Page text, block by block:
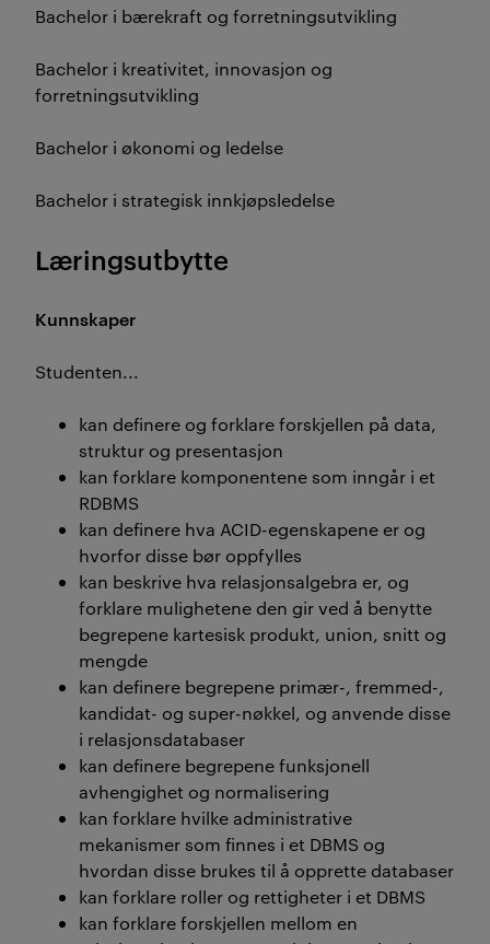
Bachelor i bærekraft og forretningsutvikling
Bachelor i kreativitet, innovasjon og
forretningsutvikling
Bachelor i økonomi og ledelse
Bachelor i strategisk innkjøpsledelse
Læringsutbytte
Kunnskaper
Studenten...
kan definere og forklare forskjellen på data,
struktur og presentasjon
kan forklare komponentene som inngår i et
RDBMS
kan definere hva ACID-egenskapene er og
hvorfor disse bør oppfylles
kan beskrive hva relasjonsalgebra er, og
forklare mulighetene den gir ved å benytte
begrepene kartesisk produkt, union, snitt og
mengde
kan definere begrepene primær-, fremmed-,
kandidat- og super-nøkkel, og anvende disse
i relasjonsdatabaser
kan definere begrepene funksjonell
avhengighet og normalisering
kan forklare hvilke administrative
mekanismer som finnes i et DBMS og
hvordan disse brukes til å opprette databaser
kan forklare roller og rettigheter i et DBMS
kan forklare forskjellen mellom en